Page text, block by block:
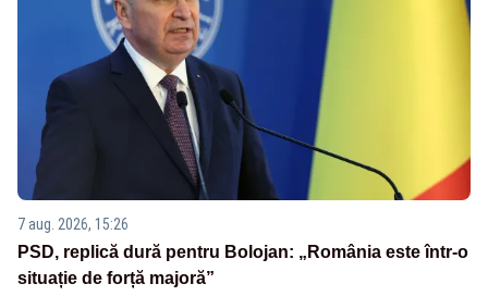
7 aug. 2026, 15:26
PSD, replică dură pentru Bolojan: „România este într-o
situație de forță majoră”